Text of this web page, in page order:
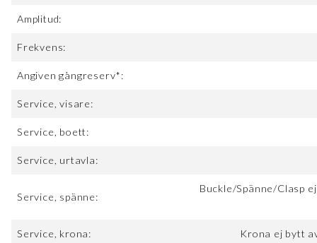
Amplitud:
Frekvens:
Angiven gångreserv*:
Service, visare:
Service, boett:
Service, urtavla:
Service, spänne:
Buckle/Spänne/Clasp
Service, krona: Krona ej bytt